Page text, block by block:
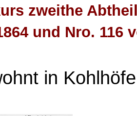
zweithe
und Nro. 116
in